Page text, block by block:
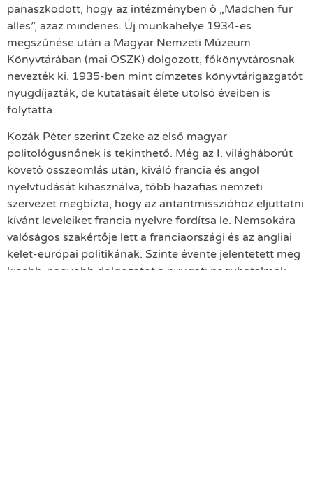
panaszkodott, hogy az intézményben ő „Mädchen für
alles”, azaz mindenes. Új munkahelye 1934-es
megszűnése után a Magyar Nemzeti Múzeum
Könyvtárában (mai OSZK) dolgozott, főkönyvtárosnak
nevezték ki. 1935-ben mint címzetes könyvtárigazgatót
nyugdíjazták, de kutatásait élete utolsó éveiben is
folytatta.
Kozák Péter szerint Czeke az első magyar
politológusnőnek is tekinthető. Még az I. világháborút
követő összeomlás után, kiváló francia és angol
nyelvtudását kihasználva, több hazafias nemzeti
szervezet megbízta, hogy az antantmisszióhoz eljuttatni
kívánt leveleiket francia nyelvre fordítsa le. Nemsokára
valóságos szakértője lett a franciaországi és az angliai
kelet-európai politikának. Szinte évente jelentetett meg
kisebb-nagyobb dolgozatot a nyugati nagyhatalmak